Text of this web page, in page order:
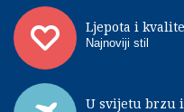
Ljepota i
Najnoviji stil
U svijetu brzu